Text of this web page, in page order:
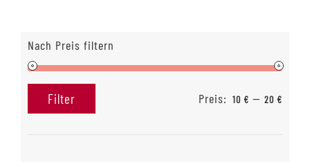
Nach Preis filtern
Filter Preis: 10 € — 20 €